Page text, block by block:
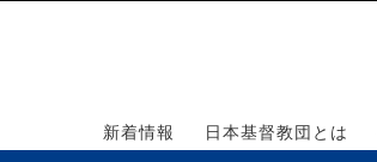
新着情報 日本基督教団とは